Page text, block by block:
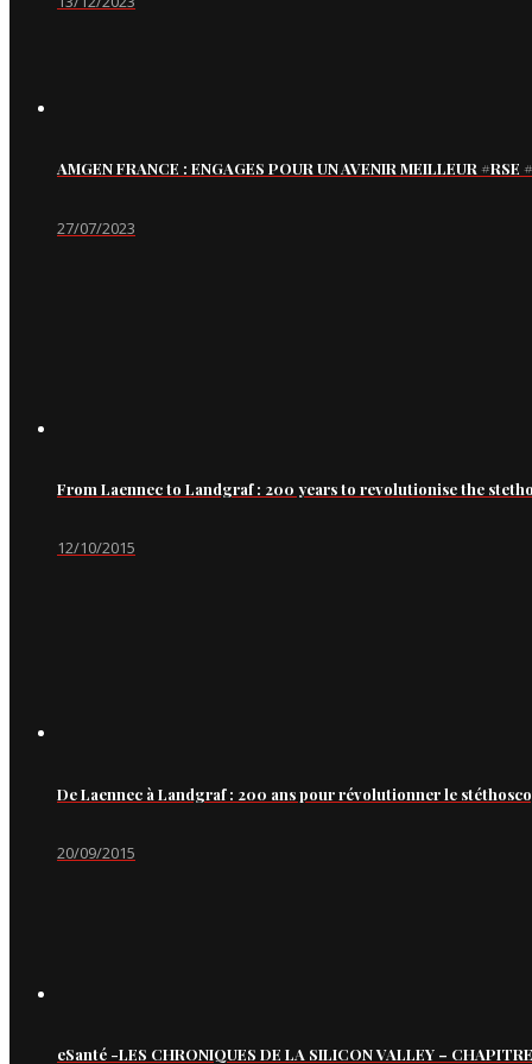
AMGEN FRANCE : ENGAGES POUR UN AVENIR MEILLEUR
27/07/2023
From Laennec to Landgraf : 200 years to revolutionise the
12/10/2015
De Laennec à Landgraf : 200 ans pour révolutionner le
20/09/2015
eSanté -LES CHRONIQUES DE LA SILICON VALLEY –